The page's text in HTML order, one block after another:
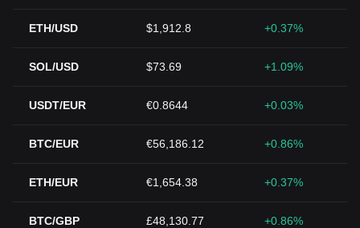
ETH/USD $1,912.8 +0.37%
SOL/USD $73.69 +1.09%
USDT/EUR €0.8644 +0.03%
BTC/EUR €56,186.12 +0.86%
ETH/EUR €1,654.38 +0.37%
BTC/GBP £48,130.77 +0.86%